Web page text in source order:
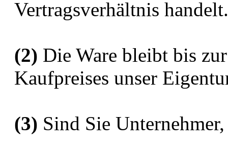
Vertragsverhältnis handelt.
(2) Die Ware bleibt bis
Kaufpreises unser
(3) Sind Sie